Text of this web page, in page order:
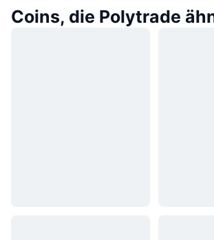
Coins, die Polytrade